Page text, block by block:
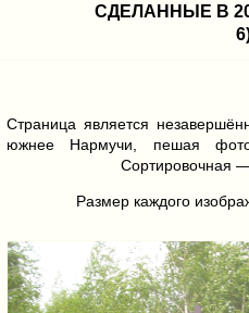
СДЕЛАННЫЕ В
Страница является
южнее Нармучи, пешая
Сортировочная —
Размер каждого